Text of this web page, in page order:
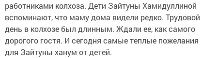
работниками колхоза. Дети Зайтуны Хамидуллиной
вспоминают, что маму дома видели редко. Трудовой
день в колхозе был длинным. Ждали ее, как самого
дорогого гостя. И сегодня самые теплые пожелания
для Зайтуны ханум от детей.